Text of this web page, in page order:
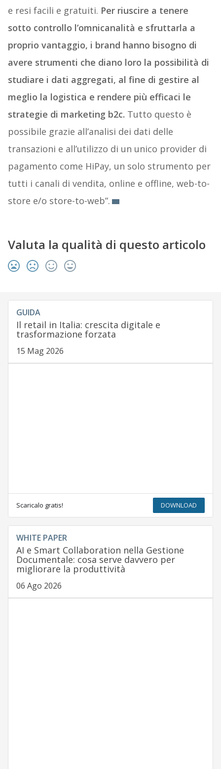
e resi facili e gratuiti. Per riuscire a tenere
sotto controllo l’omnicanalità e sfruttarla a
proprio vantaggio, i brand hanno bisogno di
avere strumenti che diano loro la possibilità di
studiare i dati aggregati, al fine di gestire al
meglio la logistica e rendere più efficaci le
strategie di marketing b2c. Tutto questo è
possibile grazie all’analisi dei dati delle
transazioni e all’utilizzo di un unico provider di
pagamento come HiPay, un solo strumento per
tutti i canali di vendita, online e offline, web-to-
store e/o store-to-web”.
Valuta la qualità di questo articolo
GUIDA
Il retail in Italia: crescita digitale e
trasformazione forzata
15 Mag 2026
Scaricalo gratis! DOWNLOAD
WHITE PAPER
AI e Smart Collaboration nella Gestione
Documentale: cosa serve davvero per
migliorare la produttività
06 Ago 2026